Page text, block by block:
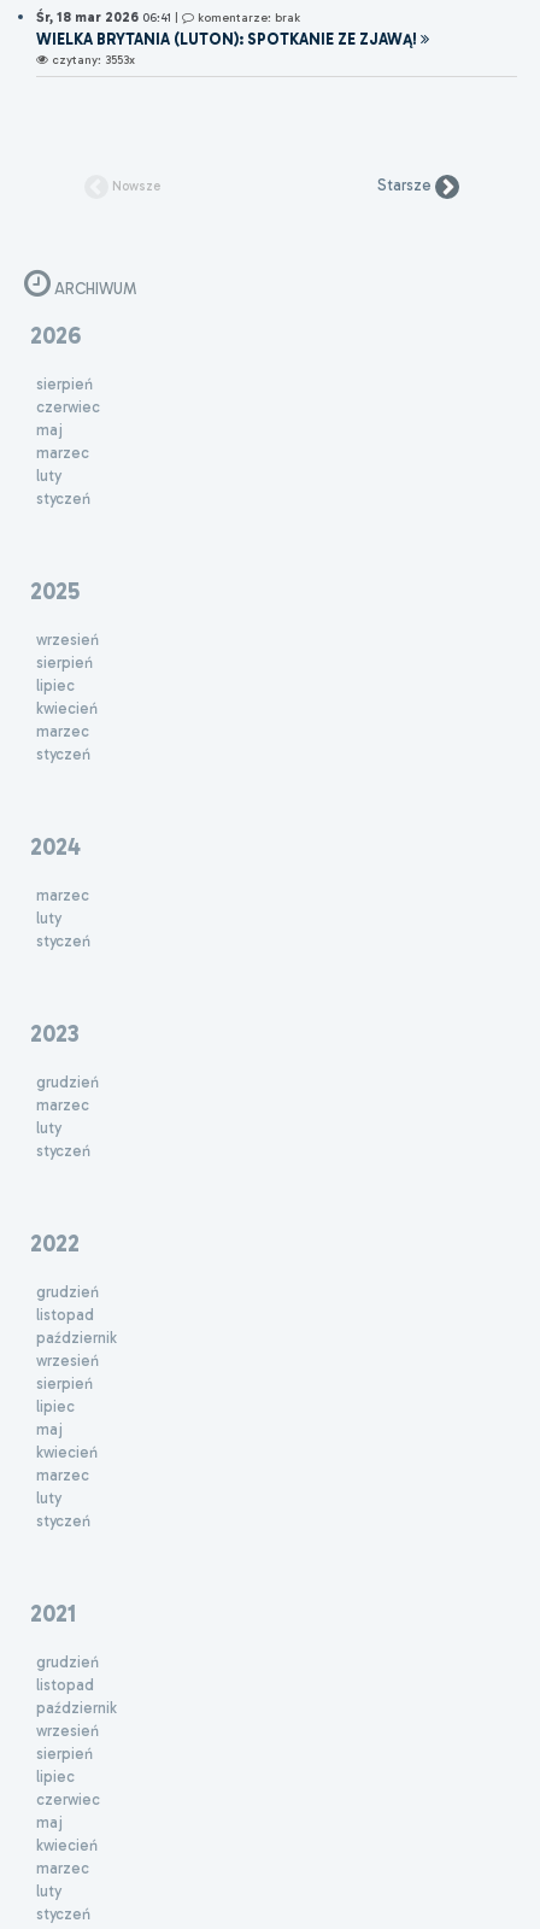
Śr, 18 mar 2026 06:41 | komentarze: brak
WIELKA BRYTANIA (LUTON): SPOTKANIE ZE ZJAWĄ!
czytany: 3553x
Nowsze Starsze
ARCHIWUM
2026
sierpień
czerwiec
maj
marzec
luty
styczeń
2025
wrzesień
sierpień
lipiec
kwiecień
marzec
styczeń
2024
marzec
luty
styczeń
2023
grudzień
marzec
luty
styczeń
2022
grudzień
listopad
październik
wrzesień
sierpień
lipiec
maj
kwiecień
marzec
luty
styczeń
2021
grudzień
listopad
październik
wrzesień
sierpień
lipiec
czerwiec
maj
kwiecień
marzec
luty
styczeń